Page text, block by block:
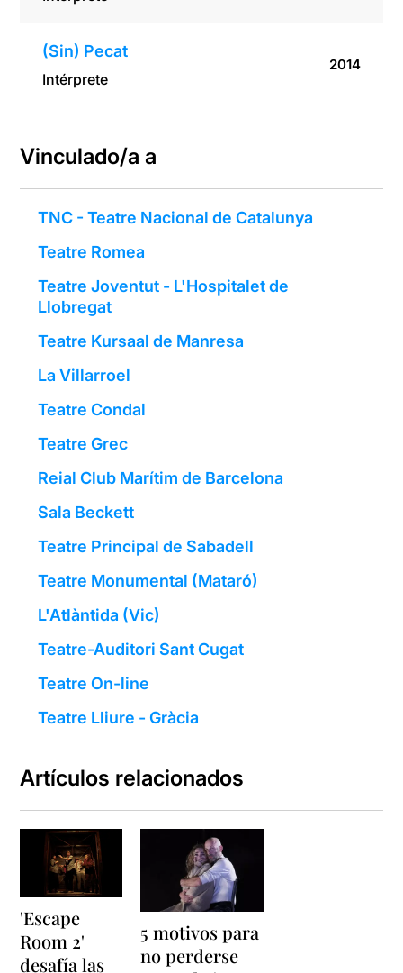
(Sin) Pecat
Intérprete
2014
Vinculado/a a
TNC - Teatre Nacional de Catalunya
Teatre Romea
Teatre Joventut - L'Hospitalet de
Llobregat
Teatre Kursaal de Manresa
La Villarroel
Teatre Condal
Teatre Grec
Reial Club Marítim de Barcelona
Sala Beckett
Teatre Principal de Sabadell
Teatre Monumental (Mataró)
L'Atlàntida (Vic)
Teatre-Auditori Sant Cugat
Teatre On-line
Teatre Lliure - Gràcia
Artículos relacionados
'Escape
Room 2'
desafía las
5 motivos para
no perderse